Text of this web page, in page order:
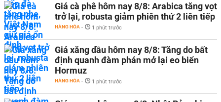
Giá cà phê hôm nay 8/8: Arabica tăng vọt
trở lại, robusta giảm phiên thứ 2 liên tiếp
HÀNG HÓA - 1 phút trước
Giá xăng dầu hôm nay 8/8: Tăng do bất
định quanh đàm phán mở lại eo biển
Hormuz
HÀNG HÓA - 1 phút trước